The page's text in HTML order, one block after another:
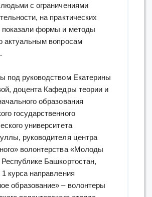
с ограничениями
на практических
показали формы и методы
актуальным вопросам
под руководством Екатерины
доцента Кафедры теории и
образования
государственного
университета
руководителя центра
волонтерства «Молоды
Башкортостан,
курса направления
образование» – волонтеры